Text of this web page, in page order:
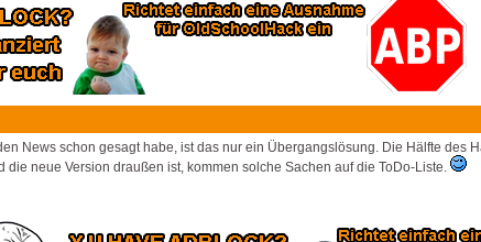
News schon gesagt habe, ist das nur ein Übergangslösung. Die Hälfte
die neue Version draußen ist, kommen solche Sachen auf die ToDo-Liste.